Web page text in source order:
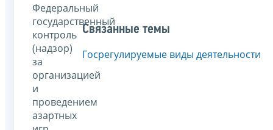
Федеральный
государственный
контроль
(надзор)
за
организацией
и
проведением
азартных
Связанные темы
Госрегулируемые виды деятельности